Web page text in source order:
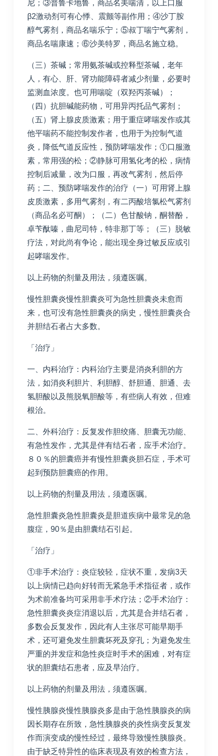
尼；③普鲁卡地鲁，商品名美喘清，以上口服
β2激动剂可有心悸、震颤等副作用；④沙丁胺
醇气雾剂，商品名喘乐宁；⑤叔丁喘宁气雾剂，
商品名喘康速；⑥沙美特罗，商品名施立稳。
（三）茶碱；常用氨茶碱或控释型茶碱，老年
人，有心、肝、肾功能障碍者减少剂量，必要时
监测血浓度。也可用喘啶（双羟丙茶碱）；
（四）抗胆碱能药物，可用异丙托品气雾剂；
（五）肾上腺皮质激素；用于重症哮喘发作或其
他平喘药不能控制发作者，也用于为控制气道
炎，降低气道反应性，预防哮喘发作；①口服激
素，常用强的松；②静脉可用氢化考的松，病情
控制后减量，改为口服，再改气雾剂，然后停
药；二、预防哮喘发作的治疗（一）可用肾上腺
皮质激素，多用气雾剂，有二丙酸培氯松气雾剂
（商品名必可酮）；（二）色甘酸钠，酮替酚，
卓苄酞嗪，曲尼司特，特非那丁等；（三）脱敏
疗法，对此尚有争论，能出现全身过敏反应或引
起哮喘发作。
以上药物的剂量及用法，须遵医嘱。
慢性胆囊炎慢性胆囊炎可为急性胆囊炎未愈而
来，也可没有急性胆囊炎的病史，慢性胆囊炎合
并胆结石者占大多数。
「治疗」
一、内科治疗：内科治疗主要是消炎利胆的方
法，如消炎利胆片、利胆醇、舒胆通、胆通、去
氢胆酸以及熊脱氧胆酸等，有些病人有效，但难
根治。
二、外科治疗：反复发作胆绞痛、胆囊无功能、
有急性发作，尤其是伴有结石者，应手术治疗。
８０％的胆囊癌并有慢性胆囊炎胆石症，手术可
起到预防胆囊癌的作用。
以上药物的剂量及用法，须遵医嘱。
急性胆囊炎急性胆囊炎是胆道疾病中最常见的急
腹症，90％是由胆囊结石引起。
「治疗」
①非手术治疗：炎症较轻，症状不重，发病3天
以上病情已趋向好转而无紧急手术指征者，或作
为术前准备均可采用非手术疗法；②手术治疗：
急性胆囊炎炎症消退以后，尤其是合并结石者，
多数会反复发作，因此有人主张尽可能早期手
术，还可避免发生胆囊坏死及穿孔；为避免发生
严重的并发症和急性炎症时手术的困难，对有症
状的胆囊结石患者，应及早治疗。
以上药物的剂量及用法，须遵医嘱。
慢性胰腺炎慢性胰腺炎多是由于急性胰腺炎的病
因长期存在所致，急性胰腺炎的炎性病变反复发
作而演变成的慢性经过，最终导致慢性胰腺炎。
由于缺乏特异性的临床表现及有效的检查方法，